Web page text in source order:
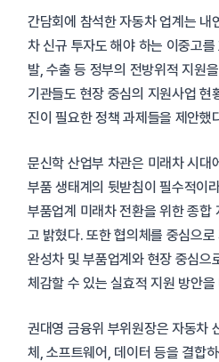
간담회에 참석한 자동차 업계는 내
차 신규 투자도 해야 하는 이중고
발, 수출 등 정부의 전방위적 지원
기관들도 현장 중심의 지원사업 현
진이 필요한 정책 과제들을 제안했
문신학 산업부 차관은 미래차 시대
부품 생태계의 뒷받침이 필수적이
부품업계 미래차 전환을 위한 종합
고 밝혔다. 또한 협의체를 중심으
완성차 및 부품업계와 현장 중심으
체감할 수 있는 실효적 지원 방안
권대영 금융위 부위원장은 자동차
체, 소프트웨어, 데이터 등을 결합